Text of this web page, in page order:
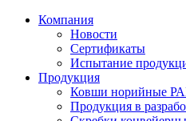
Компания
Новости
Сертификаты
Испытание
Продукция
Ковши норийные
Продукция в